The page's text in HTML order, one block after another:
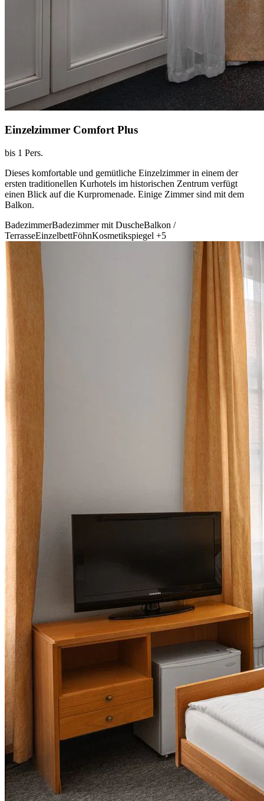
Einzelzimmer Comfort Plus
bis 1 Pers.
Dieses komfortable und gemütliche Einzelzimmer in einem der
ersten traditionellen Kurhotels im historischen Zentrum verfügt
einen Blick auf die Kurpromenade. Einige Zimmer sind mit dem
Balkon.
BadezimmerBadezimmer mit DuscheBalkon /
TerrasseEinzelbettFöhnKosmetikspiegel +5